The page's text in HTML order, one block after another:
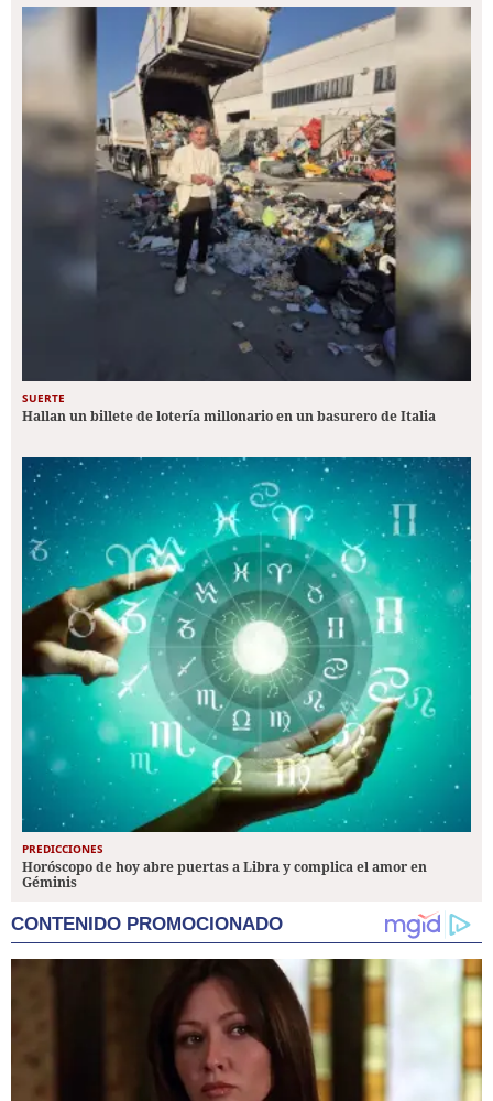
SUERTE
Hallan un billete de lotería millonario en un basurero de Italia
PREDICCIONES
Horóscopo de hoy abre puertas a Libra y complica el amor en
Géminis
CONTENIDO PROMOCIONADO